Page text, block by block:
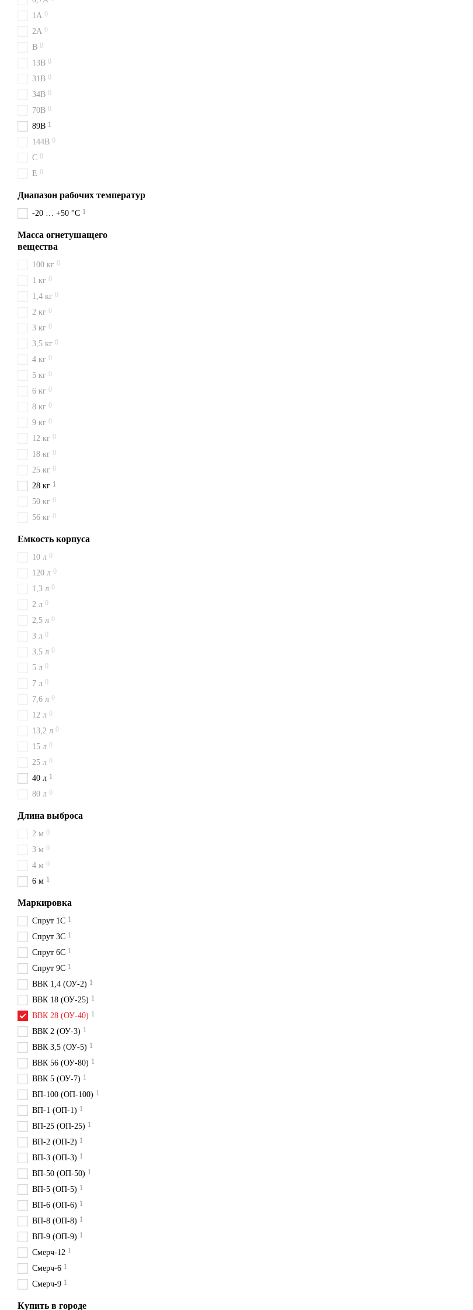
1A 0
2A 0
B 0
13B 0
31B 0
34B 0
70B 0
89B 1
144B 0
C 0
E 0
Диапазон рабочих температур
-20 … +50 °C 1
Масса огнетушащего
вещества
100 кг 0
1 кг 0
1,4 кг 0
2 кг 0
3 кг 0
3,5 кг 0
4 кг 0
5 кг 0
6 кг 0
8 кг 0
9 кг 0
12 кг 0
18 кг 0
25 кг 0
28 кг 1
50 кг 0
56 кг 0
Емкость корпуса
10 л 0
120 л 0
1,3 л 0
2 л 0
2,5 л 0
3 л 0
3,5 л 0
5 л 0
7 л 0
7,6 л 0
12 л 0
13,2 л 0
15 л 0
25 л 0
40 л 1
80 л 0
Длина выброса
2 м 0
3 м 0
4 м 0
6 м 1
Маркировка
Спрут 1С 1
Спрут 3С 1
Спрут 6С 1
Спрут 9С 1
ВВК 1,4 (ОУ-2) 1
ВВК 18 (ОУ-25) 1
ВВК 28 (ОУ-40) 1
ВВК 2 (ОУ-3) 1
ВВК 3,5 (ОУ-5) 1
ВВК 56 (ОУ-80) 1
ВВК 5 (ОУ-7) 1
ВП-100 (ОП-100) 1
ВП-1 (ОП-1) 1
ВП-25 (ОП-25) 1
ВП-2 (ОП-2) 1
ВП-3 (ОП-3) 1
ВП-50 (ОП-50) 1
ВП-5 (ОП-5) 1
ВП-6 (ОП-6) 1
ВП-8 (ОП-8) 1
ВП-9 (ОП-9) 1
Смерч-12 1
Смерч-6 1
Смерч-9 1
Купить в городе